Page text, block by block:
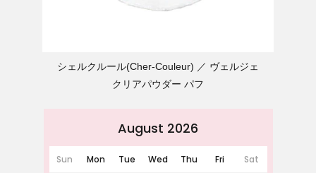
シェルクルール(Cher-Couleur)
ヴェルジェ
クリアパウダー パフ
August 2026
Sun Mon Tue Wed Thu Fri Sat